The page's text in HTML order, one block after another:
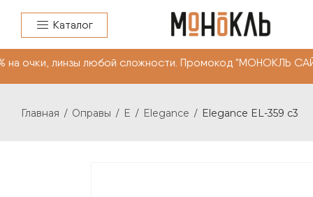
Каталог
линзы любой сложности. Промокод
Главная / Оправы / E / Elegance / Elegance EL-359 c3